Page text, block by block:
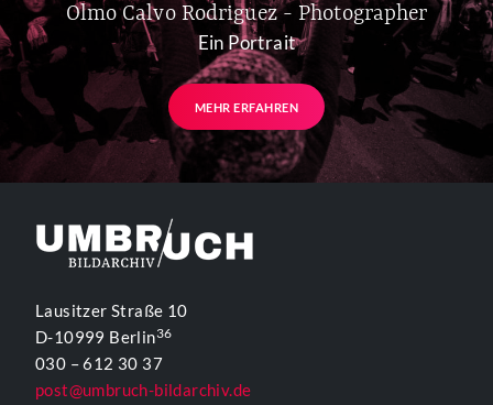
Olmo Calvo Rodriguez - Photographer
Ein Portrait
MEHR ERFAHREN
Lausitzer Straße 10
D-10999 Berlin36
030 – 612 30 37
post@umbruch-bildarchiv.de